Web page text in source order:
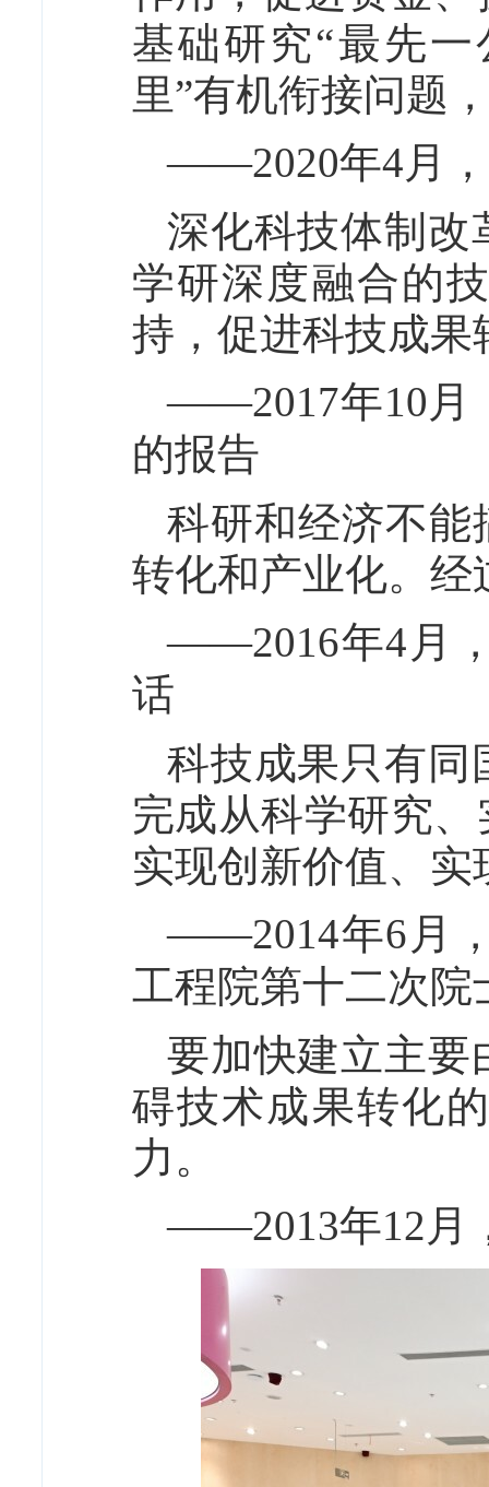
基础研究“最先
里”有机衔接问题
——2020年4月，
深化科技体制改
学研深度融合的
持，促进科技成果
——2017年10月
的报告
科研和经济不能
转化和产业化。
——2016年4月
话
科技成果只有同
完成从科学研究
实现创新价值、
——2014年6月
工程院第十二次院
要加快建立主要
碍技术成果转化
力。
——2013年12月